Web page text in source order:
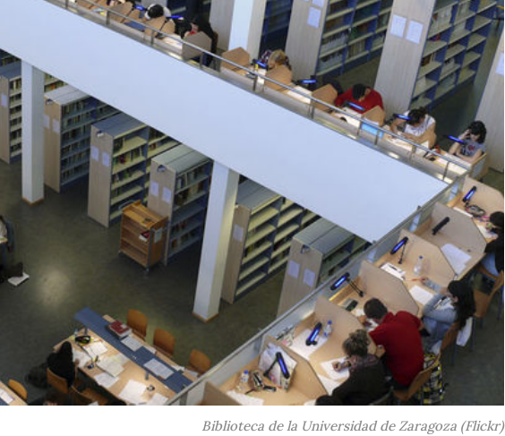
Biblioteca de la Universidad de Zaragoza (Flickr)